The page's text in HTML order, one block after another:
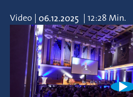
Video | 06.12.2025 | 12:28 Min.